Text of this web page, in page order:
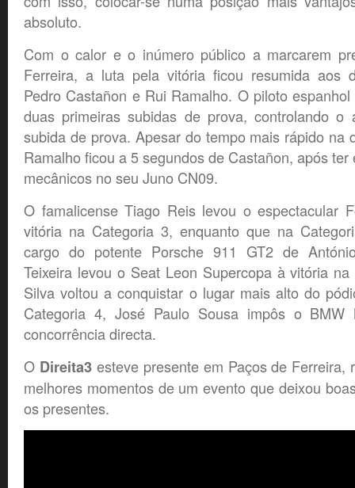
absoluto.
Com o calor e o inúmero público a marcarem
Ferreira, a luta pela vitória ficou resumida aos
Pedro Castañon e Rui Ramalho. O piloto
duas primeiras subidas de prova, controlando o
subida de prova. Apesar do tempo mais rápido na
Ramalho ficou a 5 segundos de Castañon, após
mecânicos no seu Juno CN09.
O famalicense Tiago Reis levou o espectacular
vitória na Categoria 3, enquanto que na
cargo do potente Porsche 911 GT2 de
Teixeira levou o Seat Leon Supercopa à vitória
Silva voltou a conquistar o lugar mais alto do
Categoria 4, José Paulo Sousa impôs o
concorrência directa.
O Direita3esteve presente em Paços de Ferreira,
melhores momentos de um evento que deixou
os presentes.